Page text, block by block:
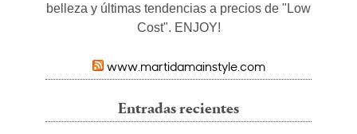
belleza y últimas tendencias a precios de "Low
Cost". ENJOY!
www.martidamainstyle.com
Entradas recientes